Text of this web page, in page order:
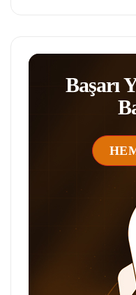
Başarı